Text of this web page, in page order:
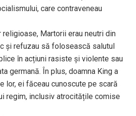
care contraveneau
Martorii erau neutri din
și refuzau să folosească salutul
în acțiuni rasiste și violente sau
germană. În plus, doamna King a
lor, ei făceau cunoscute pe scară
regim, inclusiv atrocitățile comise